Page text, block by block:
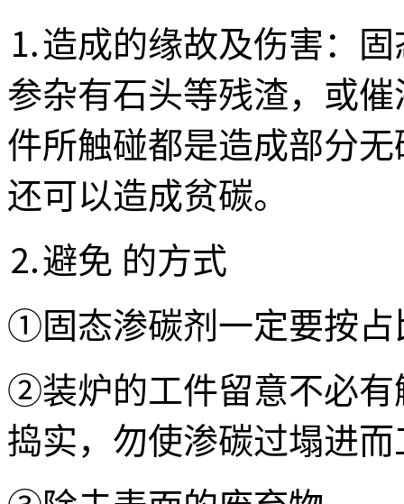
⒈造成的缘故及伤害：
参杂有石头等残渣，或
件所触碰都是造成部分
还可以造成贫碳。
⒉避免 的方式
①固态渗碳剂一定要按占
②装炉的工件留意不必有
捣实，勿使渗碳过塌进